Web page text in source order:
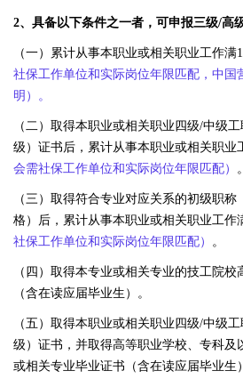
2、具备以下条件之一者，可申报三级/高
（一）累计从事本职业或相关职业工作满
社保工作单位和实际岗位年限匹配，中国
明）。
（二）取得本职业或相关职业四级/中级
级）证书后，累计从事本职业或相关职业
会需社保工作单位和实际岗位年限匹配） 。
（三）取得符合专业对应关系的初级职
格）后，累计从事本职业或相关职业工作
社保工作单位和实际岗位年限匹配） 。
（四）取得本专业或相关专业的技工院
（含在读应届毕业生）。
（五）取得本职业或相关职业四级/中级
级）证书，并取得高等职业学校、专科及
或相关专业毕业证书（含在读应届毕业生